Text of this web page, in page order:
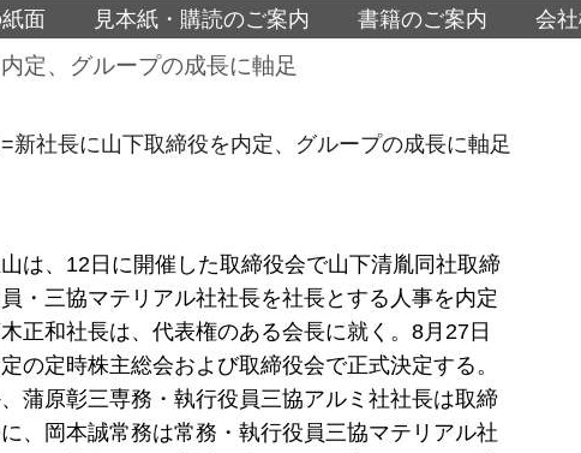
面 見本紙・購読のご案内 書籍のご案内 会
定、グループの成長に軸足
新社長に山下取締役を内定、グループの成長に軸足
は、12日に開催した取締役会で山下清胤同社取締
・三協マテリアル社社長を社長とする人事を内定
正和社長は、代表権のある会長に就く。8月27日
の定時株主総会および取締役会で正式決定する。
蒲原彰三専務・執行役員三協アルミ社社長は取締
、岡本誠常務は常務・執行役員三協マテリアル社